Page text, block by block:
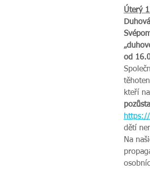
Úterý
od
kteří
https://
dětí
Na